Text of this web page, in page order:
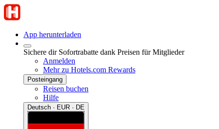
App herunterladen
Sichere dir Sofortrabatte dank Preisen für Mitglieder
Anmelden
Mehr zu Hotels.com Rewards
Posteingang
Reisen buchen
Hilfe
Deutsch · EUR · DE